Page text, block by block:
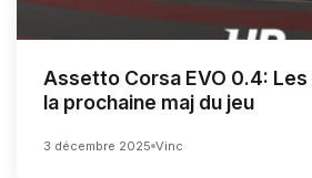
Assetto Corsa EVO 0.4:
la prochaine maj du jeu
3 décembre 2025 Vinc